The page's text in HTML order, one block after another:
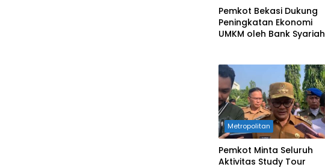
Pemkot Bekasi Dukung
Peningkatan Ekonomi
UMKM oleh Bank Syariah
Metropolitan
Pemkot Minta Seluruh
Aktivitas Study Tour